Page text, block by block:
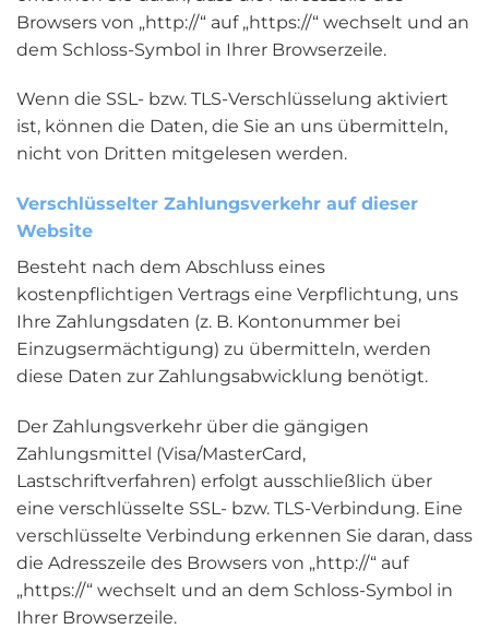
Browsers von „http://“ auf „https://“ wechselt und an
dem Schloss-Symbol in Ihrer Browserzeile.
Wenn die SSL- bzw. TLS-Verschlüsselung aktiviert
ist, können die Daten, die Sie an uns übermitteln,
nicht von Dritten mitgelesen werden.
Verschlüsselter Zahlungsverkehr auf dieser
Website
Besteht nach dem Abschluss eines
kostenpflichtigen Vertrags eine Verpflichtung, uns
Ihre Zahlungsdaten (z. B. Kontonummer bei
Einzugsermächtigung) zu übermitteln, werden
diese Daten zur Zahlungsabwicklung benötigt.
Der Zahlungsverkehr über die gängigen
Zahlungsmittel (Visa/MasterCard,
Lastschriftverfahren) erfolgt ausschließlich über
eine verschlüsselte SSL- bzw. TLS-Verbindung. Eine
verschlüsselte Verbindung erkennen Sie daran, dass
die Adresszeile des Browsers von „http://“ auf
„https://“ wechselt und an dem Schloss-Symbol in
Ihrer Browserzeile.